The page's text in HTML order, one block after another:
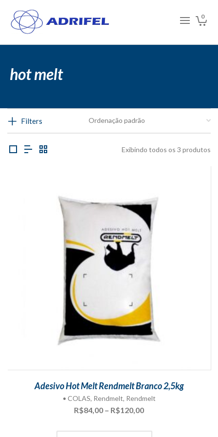
0
hot melt
Filters
Exibindo todos os 3 produtos
Adesivo Hot Melt Rendmelt Branco 2,5kg
• COLAS, Rendmelt, Rendmelt
R$84,00 – R$120,00Faixa
preço: